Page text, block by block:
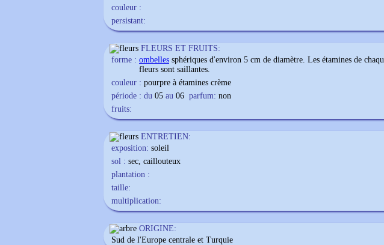
couleur :
persistant:
FLEURS ET FRUITS:
forme : ombelles sphériques d'environ 5 cm de diamètre. Les étamines de
fleurs sont saillantes.
couleur : pourpre à étamines crème
période : du 05 au 06 parfum: non
fruits:
ENTRETIEN:
exposition: soleil
sol : sec, caillouteux
plantation :
taille:
multiplication:
ORIGINE:
Sud de l'Europe centrale et Turquie